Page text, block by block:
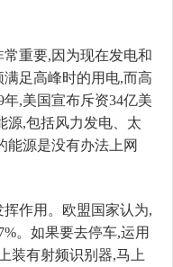
重要,因为现在发电和
足高峰时的用电,而高
,美国宣布斥资34亿美
源,包括风力发电、太
能源是没有办法上网
作用。欧盟国家认为,
。如果要去停车,运用
装有射频识别器,马上